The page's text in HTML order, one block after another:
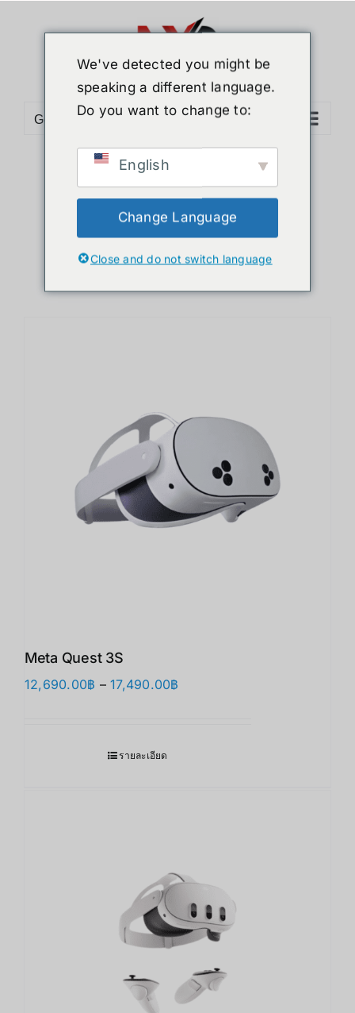
Go to...
Sort byDate
Show36 Products
Meta Quest 3S
12,690.00฿ – 17,490.00฿
รายละเอียด
We've detected you might be
speaking a different language.
Do you want to change to:
English
Change Language
Close and do not switch language